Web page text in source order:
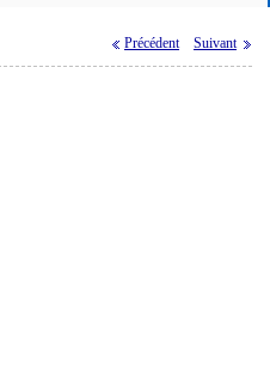
Précédent Suivant